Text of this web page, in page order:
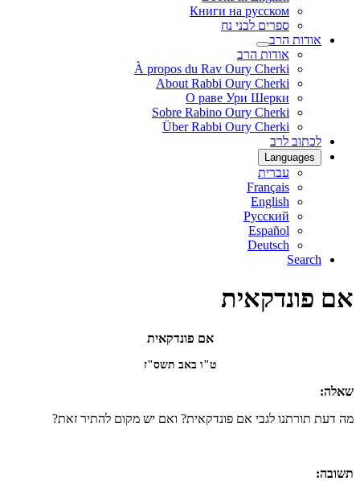
Книги на русском
ספרים לבני נח
אודות הרב
אודות הרב
À propos du Rav Oury Cherki
About Rabbi Oury Cherki
О раве Ури Шерки
Sobre Rabino Oury Cherki
Über Rabbi Oury Cherki
לכתוב לרב
Languages
עברית
Français
English
Русский
Español
Deutsch
Search
אם פונדקאית
אם פונדקאית
ט"ו באב תשס"ז
שאלה:
מה דעת תורתנו לגבי אם פונדקאית? ואם יש מקום להתיר זאת?
תשובה: